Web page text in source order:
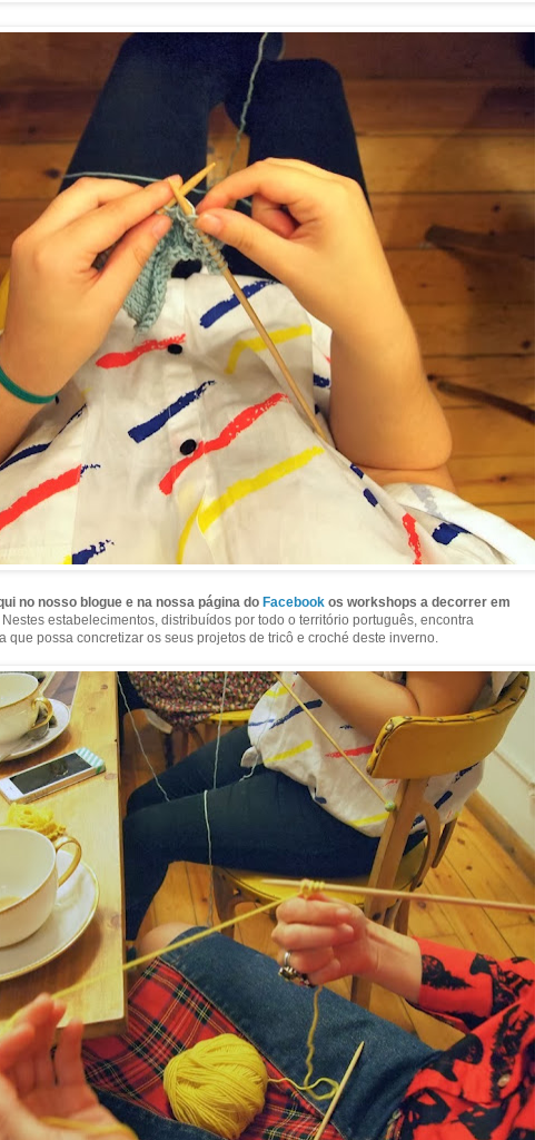
no nosso blogue e na nossa página do Facebook os workshops a decorrer em
Nestes estabelecimentos, distribuídos por todo o território português, encontra
que possa concretizar os seus projetos de tricô e croché deste inverno.